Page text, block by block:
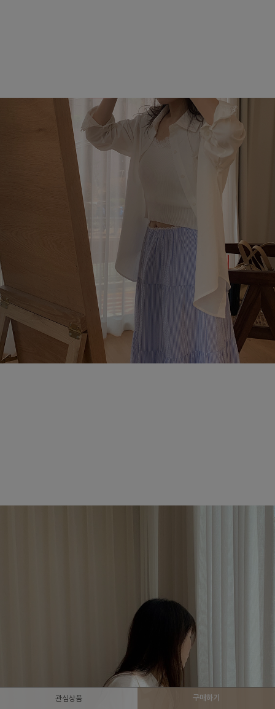
관심상품 구매하기